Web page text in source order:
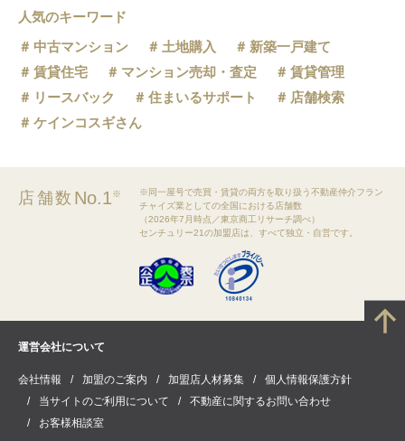
人気のキーワード
中古マンション
土地購入
新築一戸建て
賃貸住宅
マンション売却・査定
賃貸管理
リースバック
住まいるサポート
店舗検索
ケインコスギさん
店舗数 No.1※
※同一屋号で売買・賃貸の両方を取り扱う不動産仲介フラン
チャイズ業としての全国における店舗数
（2026年7月時点／東京商工リサーチ調べ）
センチュリー21の加盟店は、すべて独立・自営です。
運営会社について
会社情報 加盟のご案内 加盟店人材募集
個人情報保護方針
当サイトのご利用について
不動産に関するお問い合わせ
お客様相談室